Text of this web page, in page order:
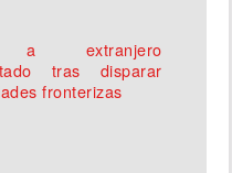
a extranjero
tras disparar
fronterizas